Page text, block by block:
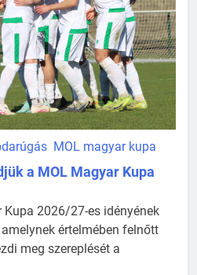
MOL magyar kupa
a MOL Magyar Kupa
2026/27-es idényének
értelmében felnőtt
meg szereplését a